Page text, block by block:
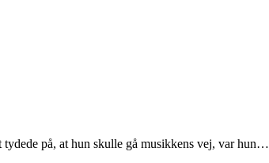
på, at hun skulle gå musikkens vej, var hun…